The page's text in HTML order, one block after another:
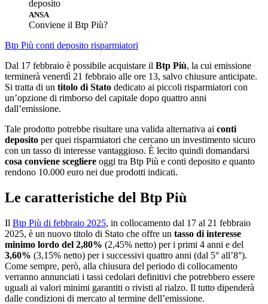
ANSA
Conviene il Btp Più?
Btp Più conti deposito risparmiatori
Dal 17 febbraio è possibile acquistare il Btp Più, la cui emissione
terminerà venerdì 21 febbraio alle ore 13, salvo chiusure anticipate.
Si tratta di un titolo di Stato dedicato ai piccoli risparmiatori con
un’opzione di rimborso del capitale dopo quattro anni
dall’emissione.
Tale prodotto potrebbe risultare una valida alternativa ai conti
deposito per quei risparmiatori che cercano un investimento sicuro
con un tasso di interesse vantaggioso. È lecito quindi domandarsi
cosa conviene scegliere oggi tra Btp Più e conti deposito e quanto
rendono 10.000 euro nei due prodotti indicati.
Le caratteristiche del Btp Più
Il Btp Più di febbraio 2025, in collocamento dal 17 al 21 febbraio
2025, è un nuovo titolo di Stato che offre un tasso di interesse
minimo lordo del 2,80% (2,45% netto) per i primi 4 anni e del
3,60% (3,15% netto) per i successivi quattro anni (dal 5° all’8°).
Come sempre, però, alla chiusura del periodo di collocamento
verranno annunciati i tassi cedolari definitivi che potrebbero essere
uguali ai valori minimi garantiti o rivisti al rialzo. Il tutto dipenderà
dalle condizioni di mercato al termine dell’emissione.